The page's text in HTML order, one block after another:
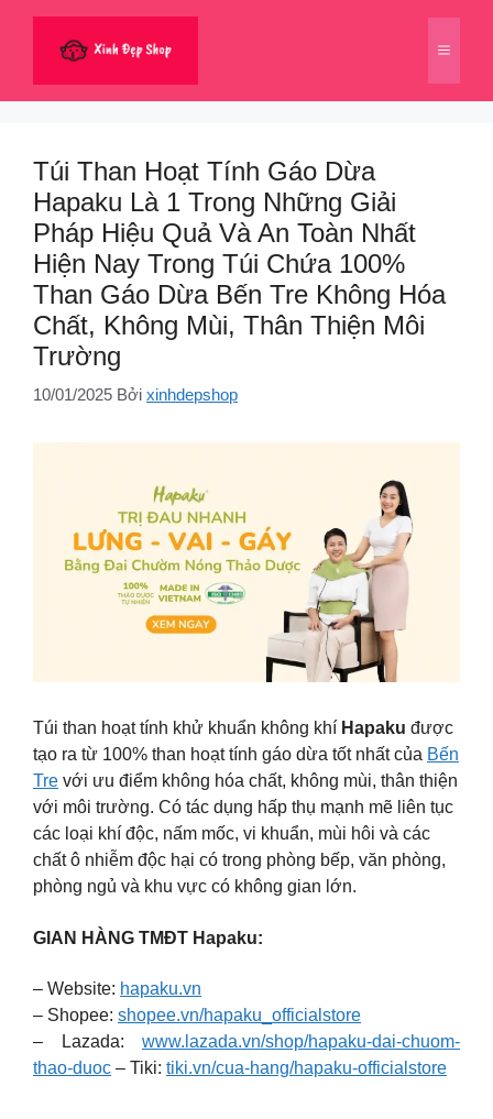
dung
Menu
Túi Than Hoạt Tính Gáo Dừa
Hapaku Là 1 Trong Những Giải
Pháp Hiệu Quả Và An Toàn Nhất
Hiện Nay Trong Túi Chứa 100%
Than Gáo Dừa Bến Tre Không Hóa
Chất, Không Mùi, Thân Thiện Môi
Trường
10/01/2025 Bởi xinhdepshop
Túi than hoạt tính khử khuẩn không khí Hapaku được
tạo ra từ 100% than hoạt tính gáo dừa tốt nhất của Bến
Tre với ưu điểm không hóa chất, không mùi, thân thiện
với môi trường. Có tác dụng hấp thụ mạnh mẽ liên tục
các loại khí độc, nấm mốc, vi khuẩn, mùi hôi và các
chất ô nhiễm độc hại có trong phòng bếp, văn phòng,
phòng ngủ và khu vực có không gian lớn.
GIAN HÀNG TMĐT Hapaku:
– Website: hapaku.vn
– Shopee: shopee.vn/hapaku_officialstore
– Lazada: www.lazada.vn/shop/hapaku-dai-chuom-
thao-duoc – Tiki: tiki.vn/cua-hang/hapaku-officialstore